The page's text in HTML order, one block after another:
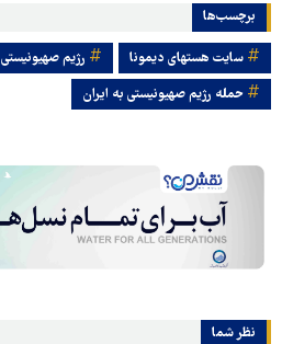
برچسب‌ها
سایت هسته‎ای دیمونا رژیم صهیونیستی
حمله رژیم صهیونیستی به ایران
نظر شما